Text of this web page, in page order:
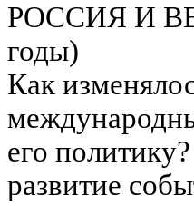
РОССИЯ И
годы)
Как
его
развитие